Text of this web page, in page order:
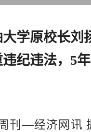
学原校长刘
纪违法，5
刊—经济网讯